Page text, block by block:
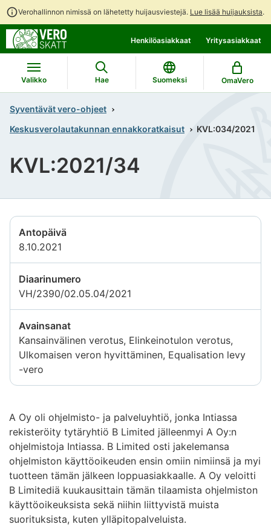
Verohallinnon nimissä on lähetetty huijausviestejä. Lue lisää huijauksista.
suoraan
sisältöön
koko
sivuston
hakuun
Henkilöasiakkaat Yritysasiakkaat
Valikko Hae Suomeksi OmaVero
Syventävät vero-ohjeet
Keskusverolautakunnan ennakkoratkaisut
KVL:034/2021
KVL:2021/34
Antopäivä
8.10.2021
Diaarinumero
VH/2390/02.05.04/2021
Avainsanat
Kansainvälinen verotus, Elinkeinotulon verotus,
Ulkomaisen veron hyvittäminen, Equalisation levy
-vero
A Oy oli ohjelmisto- ja palveluyhtiö, jonka Intiassa
rekisteröity tytäryhtiö B Limited jälleenmyi A Oy:n
ohjelmistoja Intiassa. B Limited osti jakelemansa
ohjelmiston käyttöoikeuden ensin omiin nimiinsä ja myi
tuotteen tämän jälkeen loppuasiakkaalle. A Oy veloitti
B Limitediä kuukausittain tämän tilaamista ohjelmiston
käyttöoikeuksista sekä niihin liittyvistä muista
suorituksista, kuten ylläpitopalveluista.